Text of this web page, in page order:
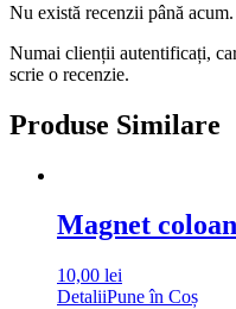
Nu există recenzii până acum.
Numai clienții autentificați,
scrie o recenzie.
Produse Similare
Magnet
10,00 lei
DetaliiPune în Coș